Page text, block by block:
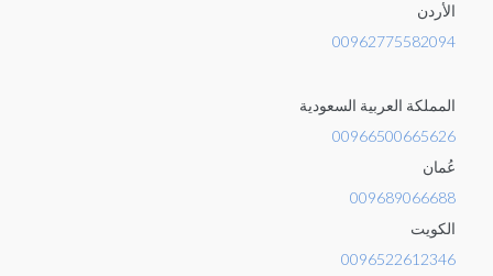
الأردن
00962775582094
المملكة العربية السعودية
00966500665626
عُمان
009689066688
الكويت
0096522612346